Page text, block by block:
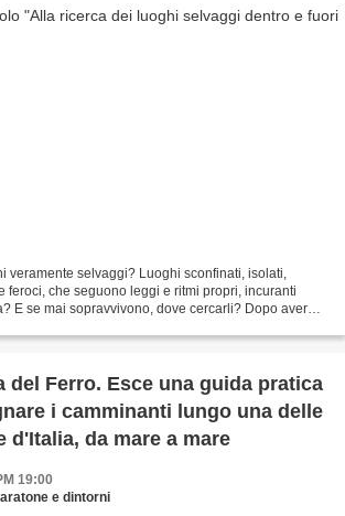
veramente selvaggi? Luoghi sconfinati, isolati,
feroci, che seguono leggi e ritmi propri, incuranti
E se mai sopravvivono, dove cercarli? Dopo aver
del Ferro. Esce una guida pratica
i camminanti lungo una delle
d'Italia, da mare a mare
19:00
e dintorni